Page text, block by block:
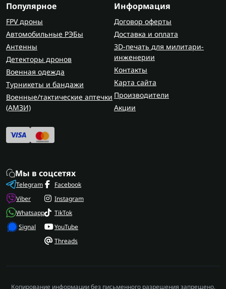
Популярное
FPV дроны
Автомобильные РЭБы
Антенны
Детекторы дронов
Военная одежда
Турникеты и бандажи
Военные/тактические аптечки
(AMЗИ)
Информация
Договор оферты
Доставка и оплата
3D-печать для милитари-
инженерии
Контакты
Карта сайта
Производители
Акции
Мы в соцсетях
Telegram
Viber
Whatsapp
Signal
Facebook
Instagram
TikTok
YouTube
Threads
Копирование информации без письменного разрешения запрещено.